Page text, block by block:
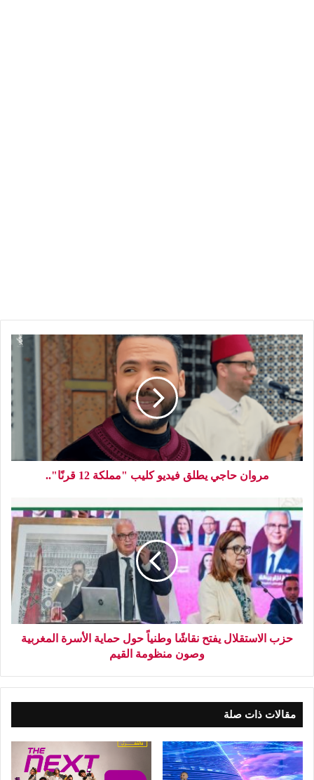
مروان حاجي يطلق فيديو كليب "مملكة 12 قرنًا"..
حزب الاستقلال يفتح نقاشًا وطنياً حول حماية الأسرة المغربية
وصون منظومة القيم
مقالات ذات صلة